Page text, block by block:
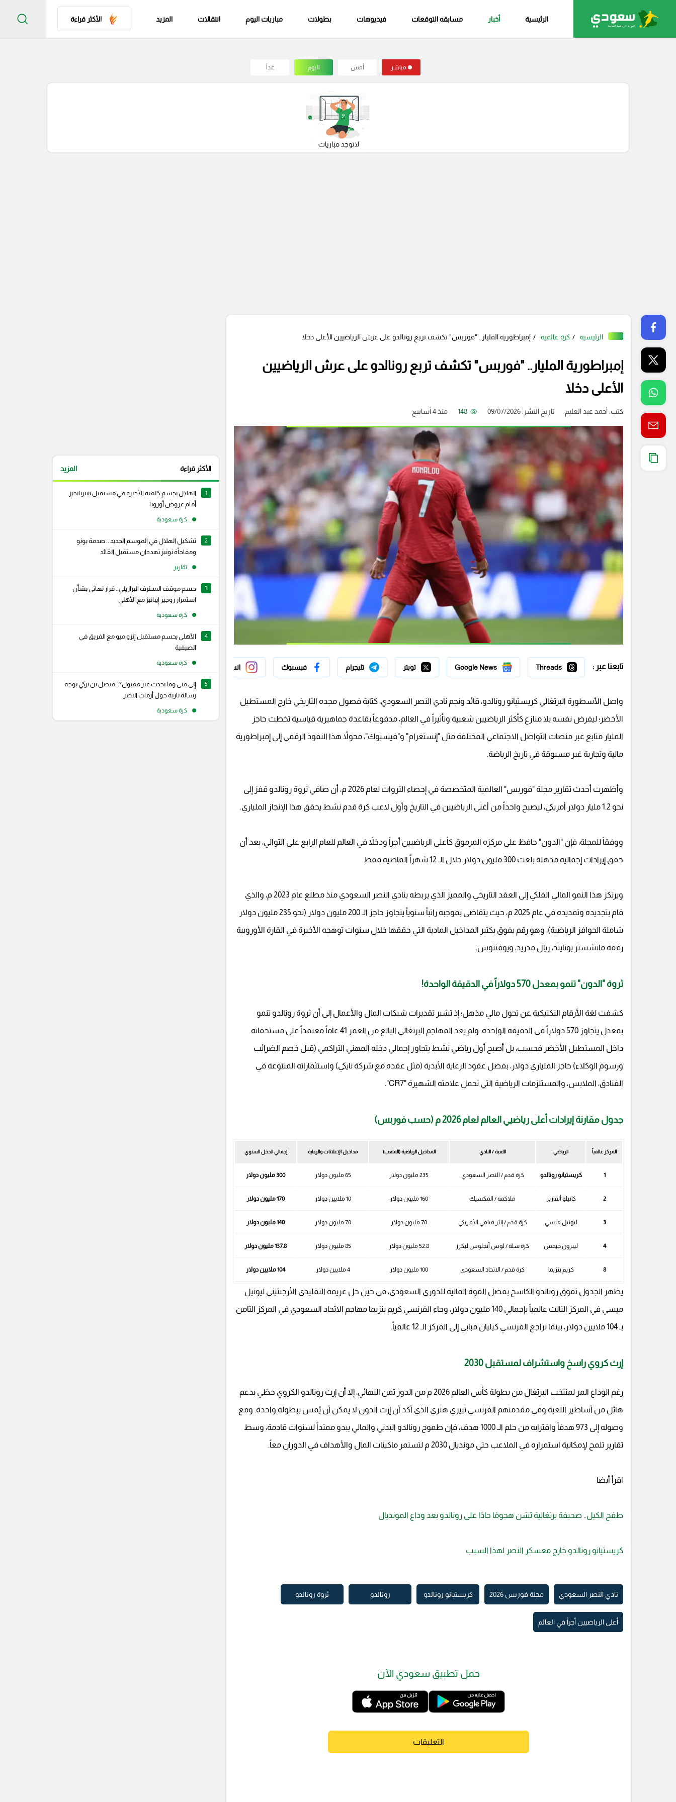
الرئيسية أخبار مسابقه التوقعات فيديوهات بطولات مباريات اليوم انتقالات المزيد الأكثر قراءة
مباشر أمس اليوم غداً
الرئيسية كرة عالمية إمبراطورية المليار.. "فوربس" تكشف تربع رونالدو على عرش الرياضيين الأعلى دخلا
إمبراطورية المليار.. "فوربس" تكشف تربع رونالدو على عرش الرياضيين
الأعلى دخلا
كتب:أحمد عبد العليم تاريخ النشر: 09/07/2026 148 منذ 4 أسابيع
تابعنا عبر : Threads
Google News تويتر تليجرام فيسبوك انستجرام سناب شات
واصل الأسطورة البرتغالي كريستيانو رونالدو، قائد ونجم نادي النصر السعودي، كتابة فصول مجده التاريخي خارج المستطيل
الأخضر؛ ليفرض نفسه بلا منازع كأكثر الرياضيين شعبية وتأثيراً في العالم، مدفوعاً بقاعدة جماهيرية قياسية تخطت حاجز
المليار متابع عبر منصات التواصل الاجتماعي المختلفة مثل "إنستغرام" و"فيسبوك"، محولاً هذا النفوذ الرقمي إلى إمبراطورية
مالية وتجارية غير مسبوقة في تاريخ الرياضة.
وأظهرت أحدث تقارير مجلة "فوربس" العالمية المتخصصة في إحصاء الثروات لعام 2026 م، أن صافي ثروة رونالدو قفز إلى
نحو 1.2 مليار دولار أمريكي، ليصبح واحداً من أغنى الرياضيين في التاريخ وأول لاعب كرة قدم نشط يحقق هذا الإنجاز الملياري.
ووفقاً للمجلة، فإن "الدون" حافظ على مركزه المرموق كأعلى الرياضيين أجراً ودخلاً في العالم للعام الرابع على التوالي، بعد أن
حقق إيرادات إجمالية مذهلة بلغت 300 مليون دولار خلال الـ 12 شهراً الماضية فقط.
ويرتكز هذا النمو المالي الفلكي إلى العقد التاريخي والمميز الذي يربطه بنادي النصر السعودي منذ مطلع عام 2023 م، والذي
قام بتجديده وتمديده في عام 2025 م، حيث يتقاضى بموجبه راتباً سنوياً يتجاوز حاجز الـ 200 مليون دولار (نحو 235 مليون دولار
شاملة الحوافز الرياضية)، وهو رقم يفوق بكثير المداخيل المادية التي حققها خلال سنوات توهجه الأخيرة في القارة الأوروبية
رفقة مانشستر يونايتد، ريال مدريد، ويوفنتوس.
ثروة "الدون" تنمو بمعدل 570 دولاراً في الدقيقة الواحدة!
كشفت لغة الأرقام التكتيكية عن تحول مالي مذهل؛ إذ تشير تقديرات شبكات المال والأعمال إلى أن ثروة رونالدو تنمو
بمعدل يتجاوز 570 دولاراً في الدقيقة الواحدة. ولم يعد المهاجم البرتغالي البالغ من العمر 41 عاماً معتمداً على مستحقاته
داخل المستطيل الأخضر فحسب، بل أصبح أول رياضي نشط يتجاوز إجمالي دخله المهني التراكمي (قبل خصم الضرائب
ورسوم الوكلاء) حاجز الملياري دولار، بفضل عقود الرعاية الأبدية (مثل عقده مع شركة نايكي) واستثماراته المتنوعة في
الفنادق، الملابس، والمستلزمات الرياضية التي تحمل علامته الشهيرة "CR7".
جدول مقارنة إيرادات أعلى رياضيي العالم لعام 2026 م (حسب فوربس)
المركز عالمياً الرياضي اللعبة / النادي المداخيل الرياضية (الملعب) مداخيل الإعلانات والرعاية إجمالي الدخل السنوي
1 كريستيانو رونالدو كرة قدم / النصر السعودي 235 مليون دولار 65 مليون دولار 300 مليون دولار
2 كانيلو ألفاريز ملاكمة / المكسيك 160 مليون دولار 10 ملايين دولار 170 مليون دولار
3 ليونيل ميسي كرة قدم / إنتر ميامي الأمريكي 70 مليون دولار 70 مليون دولار 140 مليون دولار
4 ليبرون جيمس كرة سلة / لوس أنجلوس ليكرز 52.8 مليون دولار 85 مليون دولار 137.8 مليون دولار
8 كريم بنزيما كرة قدم / الاتحاد السعودي 100 مليون دولار 4 ملايين دولار 104 ملايين دولار
يظهر الجدول تفوق رونالدو الكاسح بفضل القوة المالية للدوري السعودي، في حين حل غريمه التقليدي الأرجنتيني ليونيل
ميسي في المركز الثالث عالمياً بإجمالي 140 مليون دولار، وجاء الفرنسي كريم بنزيما مهاجم الاتحاد السعودي في المركز الثامن
بـ 104 ملايين دولار، بينما تراجع الفرنسي كيليان مبابي إلى المركز الـ 12 عالمياً.
إرث كروي راسخ واستشراف لمستقبل 2030
رغم الوداع المر لمنتخب البرتغال من بطولة كأس العالم 2026 م من الدور ثمن النهائي، إلا أن إرث رونالدو الكروي حظي بدعم
هائل من أساطير اللعبة وفي مقدمتهم الفرنسي تييري هنري الذي أكد أن إرث الدون لا يمكن أن يُمس ببطولة واحدة. ومع
وصوله إلى 973 هدفاً واقترابه من حلم الـ 1000 هدف، فإن طموح رونالدو البدني والمالي يبدو ممتداً لسنوات قادمة، وسط
تقارير تلمح لإمكانية استمراره في الملاعب حتى مونديال 2030 م لتستمر ماكينات المال والأهداف في الدوران معاً.
اقرأ أيضا
طفح الكيل.. صحيفة برتغالية تشن هجومًا حادًا على رونالدو بعد وداع المونديال
كريستيانو رونالدو خارج معسكر النصر لهذا السبب
نادي النصر السعودي مجلة فوربس 2026 كريستيانو رونالدو رونالدو ثروة رونالدو
أعلى الرياضيين أجراً في العالم
حمل تطبيق سعودي الآن
التعليقات
الأكثر قراءة المزيد
1
الهلال يحسم كلمته الأخيرة في مستقبل هيرنانديز
أمام عروض أوروبا
كرة سعودية
2
تشكيل الهلال في الموسم الجديد .. صدمة بونو
ومفاجأة نونيز تهددان مستقبل القائد
تقارير
3
حسم موقف المحترف البرازيلي.. قرار نهائي بشأن
استمرار روجير إيبانيز مع الأهلي
كرة سعودية
4
الأهلي يحسم مستقبل إنزو ميو مع الفريق في
الصيفية
كرة سعودية
5
إلى متى وما يحدث غير مقبول؟.. فيصل بن تركي يوجه
رسالة نارية حول أزمات النصر
كرة سعودية